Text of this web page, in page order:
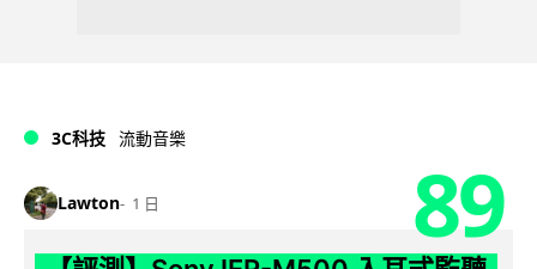
3C科技 流動音樂
Lawton 1 日 89